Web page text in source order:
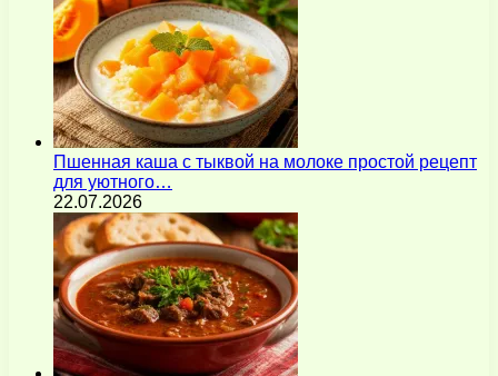
Пшенная каша с тыквой на молоке простой рецепт
для уютного…
22.07.2026